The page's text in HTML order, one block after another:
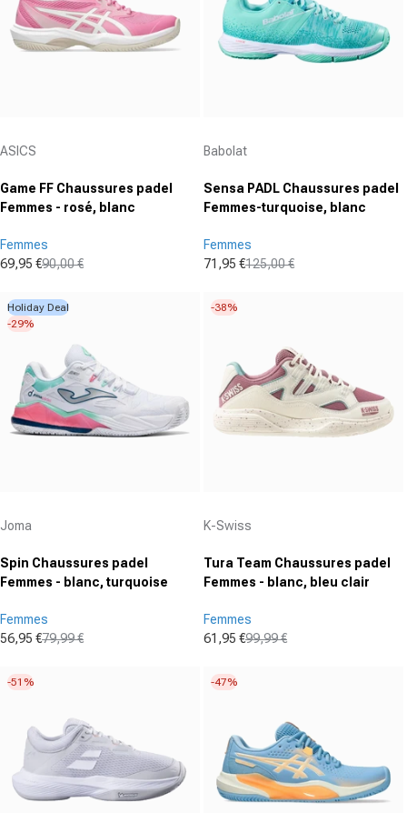
ASICS
Game FF Chaussures padel
Femmes - rosé, blanc
Femmes
Prix promotionnel
69,95 €
Prix normal
90,00 €
Babolat
Sensa PADL Chaussures padel
Femmes-turquoise, blanc
Femmes
Prix promotionnel
71,95 €
Prix normal
125,00 €
Holiday Deal
-29%
Joma
Spin Chaussures padel
Femmes - blanc, turquoise
Femmes
Prix promotionnel
56,95 €
Prix normal
79,99 €
-38%
K-Swiss
Tura Team Chaussures padel
Femmes - blanc, bleu clair
Femmes
Prix promotionnel
61,95 €
Prix normal
99,99 €
-51% -47%